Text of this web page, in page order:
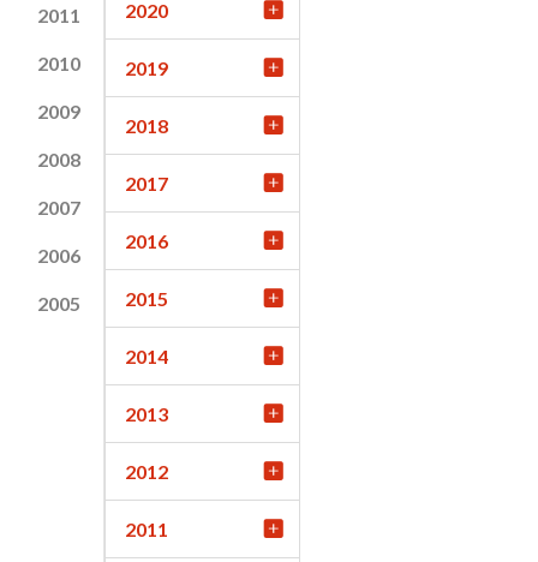
2011
2010
2009
2008
2007
2006
2005
2020
2019
2018
2017
2016
2015
2014
2013
2012
2011